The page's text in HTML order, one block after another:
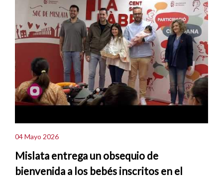
04 Mayo 2026
Mislata entrega un obsequio de
bienvenida a los bebés inscritos en el